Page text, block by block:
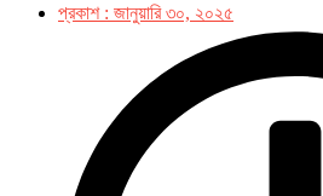
প্রকাশ : জানুয়ারি ৩০, ২০২৫